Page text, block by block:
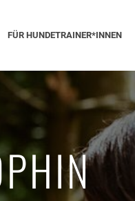
FÜR HUNDETRAINER*INNEN